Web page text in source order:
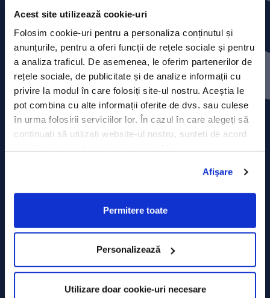
Acest site utilizează cookie-uri
Folosim cookie-uri pentru a personaliza conținutul și
anunțurile, pentru a oferi funcții de rețele sociale și pentru
a analiza traficul. De asemenea, le oferim partenerilor de
rețele sociale, de publicitate și de analize informații cu
privire la modul în care folosiți site-ul nostru. Aceștia le
pot combina cu alte informații oferite de dvs. sau culese
în urma folosirii serviciilor lor. În cazul în care alegeți să
continuați să utilizați website-ul nostru, sunteți de acord
Afişare
Permitere toate
Personalizează
Utilizare doar cookie-uri necesare
Contact
Comunicate de presă
Politica de confidențialitate
Politica de prelucrare a datelor
Declarația Cookie